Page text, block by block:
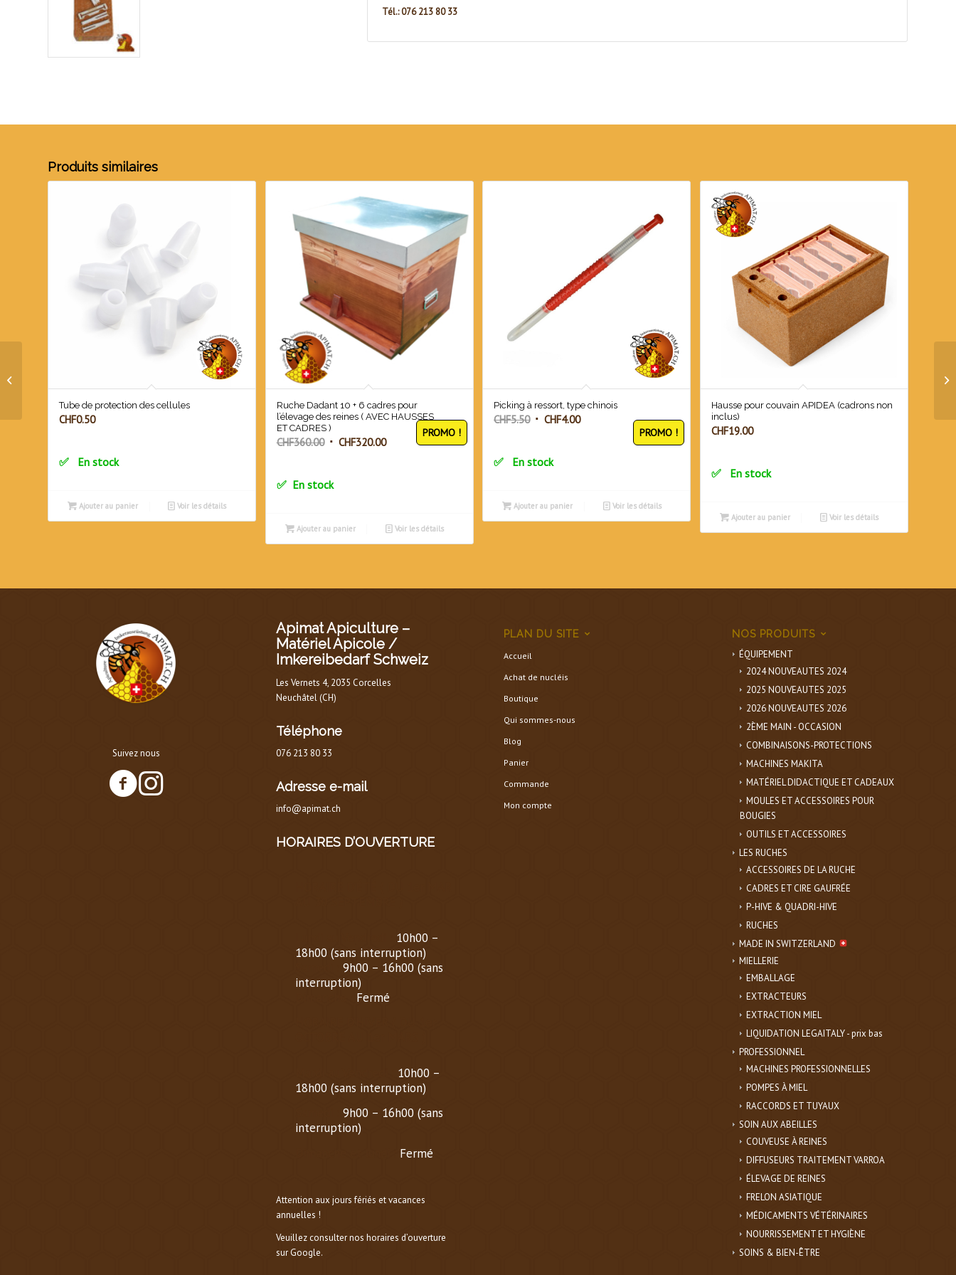
Tél.: 076 213 80 33
Produits similaires
Tube de protection des cellules
CHF0.50
En stock
Ajouter au panier Voir les détails
Ruche Dadant 10 + 6 cadres pour
l’élevage des reines ( AVEC HAUSSES
ET CADRES )
CHF360.00 Le
était :
CHF320.00Le
PROMO !
En stock
Ajouter au panier Voir les détails
Picking à ressort, type chinois
CHF5.50 Le
était :
CHF4.00Le
PROMO !
En stock
Ajouter au panier Voir les détails
Hausse pour couvain APIDEA (cadrons non
inclus)
CHF19.00
En stock
Ajouter au panier Voir les détails
Suivez nous
Apimat Apiculture –
Matériel Apicole /
Imkereibedarf Schweiz
Les Vernets 4, 2035 Corcelles
Neuchâtel (CH)
Téléphone
076 213 80 33
Adresse e-mail
info@apimat.ch
HORAIRES D’OUVERTURE
10h00 –
18h00 (sans interruption)
9h00 – 16h00 (sans
interruption)
Fermé
10h00 –
18h00 (sans interruption)
9h00 – 16h00 (sans
interruption)
Fermé
Attention aux jours fériés et vacances
annuelles !
Veuillez consulter nos horaires d’ouverture
sur Google.
PLAN DU SITE
Accueil
Achat de nucléis
Boutique
Qui sommes-nous
Blog
Panier
Commande
Mon compte
NOS PRODUITS
ÉQUIPEMENT
2024 NOUVEAUTES 2024
2025 NOUVEAUTES 2025
2026 NOUVEAUTES 2026
2ÈME MAIN - OCCASION
COMBINAISONS-PROTECTIONS
MACHINES MAKITA
MATÉRIEL DIDACTIQUE ET CADEAUX
MOULES ET ACCESSOIRES POUR
BOUGIES
OUTILS ET ACCESSOIRES
LES RUCHES
ACCESSOIRES DE LA RUCHE
CADRES ET CIRE GAUFRÉE
P-HIVE & QUADRI-HIVE
RUCHES
MADE IN SWITZERLAND
MIELLERIE
EMBALLAGE
EXTRACTEURS
EXTRACTION MIEL
LIQUIDATION LEGAITALY - prix bas
PROFESSIONNEL
MACHINES PROFESSIONNELLES
POMPES À MIEL
RACCORDS ET TUYAUX
SOIN AUX ABEILLES
COUVEUSE À REINES
DIFFUSEURS TRAITEMENT VARROA
ÉLEVAGE DE REINES
FRELON ASIATIQUE
MÉDICAMENTS VÉTÉRINAIRES
NOURRISSEMENT ET HYGIÈNE
SOINS & BIEN-ÊTRE
MR90ATC fiable